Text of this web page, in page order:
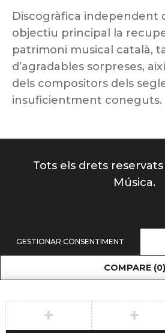
Discogràfica independent
objectiu principal la
patrimoni musical català,
d’agradables sorpreses,
dels compositors dels
insuficientment coneguts.
Tots els drets
Música.
GESTIONAR CONSENTIMENT
COMPARE (0)